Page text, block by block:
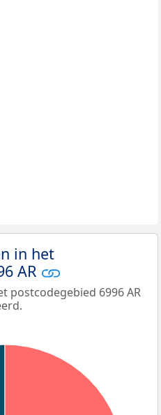
in het
AR
postcodegebied 6996 AR